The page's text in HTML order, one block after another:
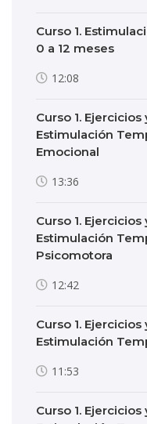
Curso 1.
0 a 12 meses
12:08
Curso 1.
Estimulación
Emocional
13:36
Curso 1.
Estimulación
Psicomotora
12:42
Curso 1.
Estimulación
11:53
Curso 1.